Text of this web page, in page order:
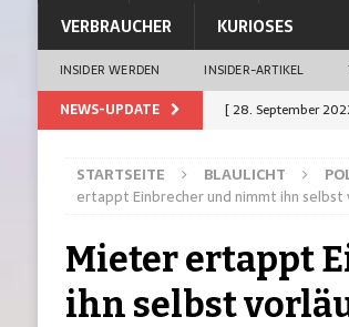
VERBRAUCHER
KURIOSES
INSIDER WERDEN INSIDER-ARTIKEL
NEWS-UPDATE [ 28. September
[ 26. September
[ 21. September
STARTSEITE BLAULICHT
ertappt Einbrecher und nimmt ihn
Mieter ertappt
ihn selbst